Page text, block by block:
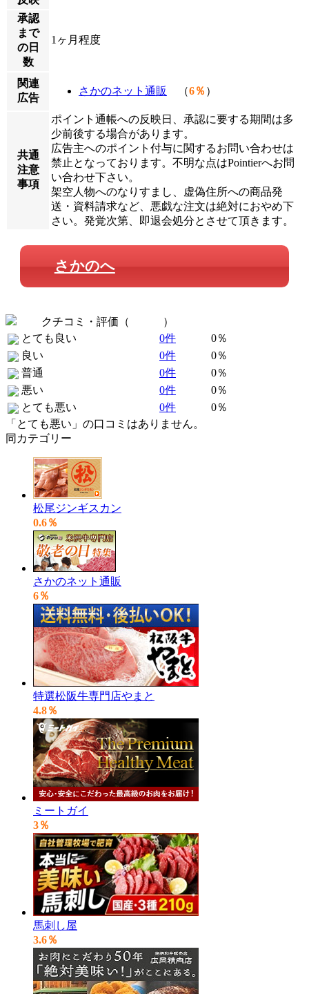
承認
まで
の日
数
1ヶ月程度
関連
広告
さかのネット通販 （6％ ）
共通
注意
事項
ポイント通帳への反映日、承認に要する期間は多
少前後する場合があります。
広告主へのポイント付与に関するお問い合わせは
禁止となっております。不明な点はPointierへお問
い合わせ下さい。
架空人物へのなりすまし、虚偽住所への商品発
送・資料請求など、悪戯な注文は絶対におやめ下
さい。発覚次第、即退会処分とさせて頂きます。
さかのへ
クチコミ・評価（
）
とても良い
0件
0％
良い
0件
0％
普通
0件
0％
悪い
0件
0％
とても悪い
0件
0％
「とても悪い」の口コミはありません。
同カテゴリー
松尾ジンギスカン
0.6％
さかのネット通販
6％
特選松阪牛専門店やまと
4.8％
ミートガイ
3％
馬刺し屋
3.6％